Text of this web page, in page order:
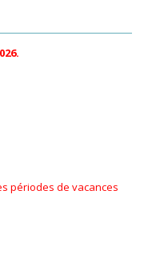
périodes de vacances